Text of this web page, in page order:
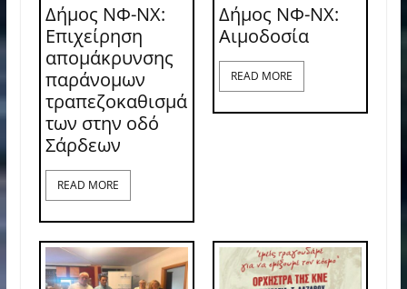
Δήμος ΝΦ-ΝΧ:
Επιχείρηση
απομάκρυνσης
παράνομων
τραπεζοκαθισμά
των στην οδό
Σάρδεων
READ MORE
Δήμος ΝΦ-ΝΧ:
Aιμοδοσία
READ MORE